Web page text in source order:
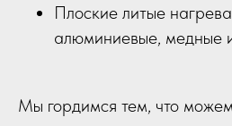
Плоские литые
алюминиевые, медные
Мы гордимся тем, что